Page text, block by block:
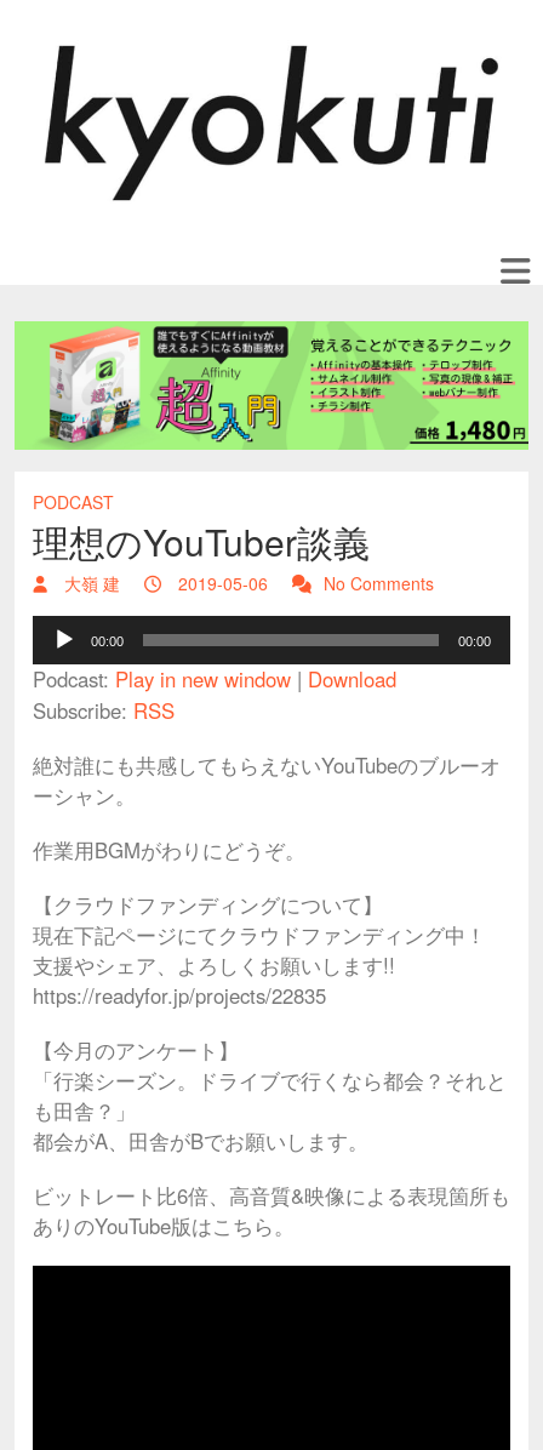
PODCAST
理想のYouTuber談義
大嶺 建 2019-05-06
No Comments
Audio
Player
00:00 00:00
Podcast: Play in new window | Download
Subscribe: RSS
絶対誰にも共感してもらえないYouTubeのブルーオ
ーシャン。
作業用BGMがわりにどうぞ。
【クラウドファンディングについて】
現在下記ページにてクラウドファンディング中！
支援やシェア、よろしくお願いします!!
https://readyfor.jp/projects/22835
【今月のアンケート】
「行楽シーズン。ドライブで行くなら都会？それと
も田舎？」
都会がA、田舎がBでお願いします。
ビットレート比6倍、高音質&映像による表現箇所も
ありのYouTube版はこちら。